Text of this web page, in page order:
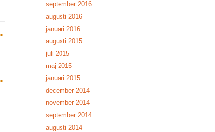
september 2016
augusti 2016
januari 2016
augusti 2015
juli 2015
maj 2015
januari 2015
december 2014
november 2014
september 2014
augusti 2014